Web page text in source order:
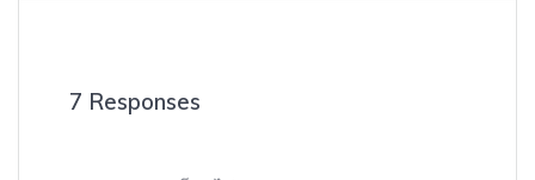
7 Responses